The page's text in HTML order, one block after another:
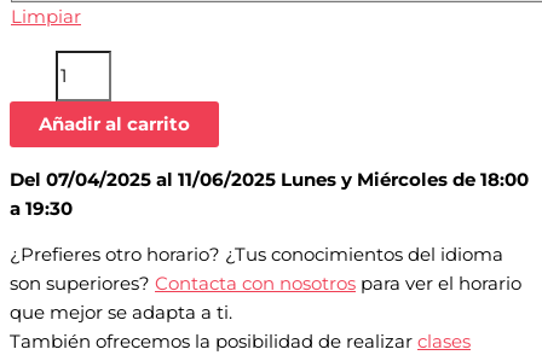
Limpiar
Añadir al carrito
Del 07/04/2025 al 11/06/2025 Lunes y Miércoles de 18:00
a 19:30
¿Prefieres otro horario? ¿Tus conocimientos del idioma
son superiores? Contacta con nosotros para ver el horario
que mejor se adapta a ti.
También ofrecemos la posibilidad de realizar clases